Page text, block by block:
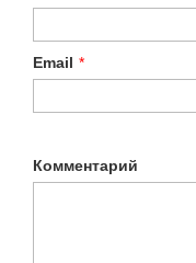
Email *
Комментарий